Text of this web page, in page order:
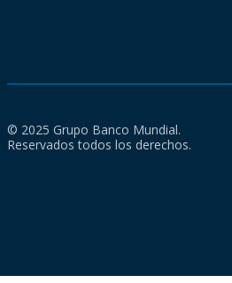
© 2025 Grupo Banco Mundial.
Reservados todos los derechos.